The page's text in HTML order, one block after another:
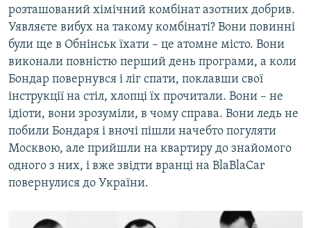
розташований хімічний комбінат азотних добрив.
Уявляєте вибух на такому комбінаті? Вони повинні
були ще в Обнінськ їхати – це атомне місто. Вони
виконали повністю перший день програми, а коли
Бондар повернувся і ліг спати, поклавши свої
інструкції на стіл, хлопці їх прочитали. Вони – не
ідіоти, вони зрозуміли, в чому справа. Вони ледь не
побили Бондаря і вночі пішли начебто погуляти
Москвою, але прийшли на квартиру до знайомого
одного з них, і вже звідти вранці на BlaBlaCar
повернулися до України.